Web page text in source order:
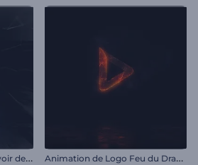
A
nimation de logo - Pouvoir des ténèbres A
nimation de Logo Feu du Dragon